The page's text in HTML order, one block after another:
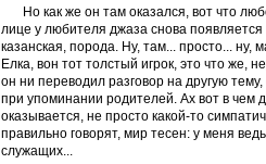
Но как же он там оказался, вот что
лице у любителя джаза снова появляется
казанская, порода. Ну, там... просто...
Елка, вон тот толстый игрок, это что
он ни переводил разговор на другую
при упоминании родителей. Ах вот в чем
оказывается, не просто какой-то
правильно говорят, мир тесен: у меня
служащих...